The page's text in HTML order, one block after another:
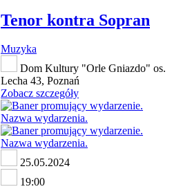
Tenor kontra Sopran
Muzyka
Dom Kultury "Orle Gniazdo" os.
Lecha 43, Poznań
Zobacz szczegóły
25.05.2024
19:00